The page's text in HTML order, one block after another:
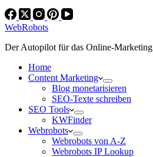
WebRobots
Der Autopilot für das Online-Marketing
Home
Content Marketing
Blog monetarisieren
SEO-Texte schreiben
SEO Tools
KWFinder
Webrobots
Webrobots von A-Z
Webrobots IP Lookup